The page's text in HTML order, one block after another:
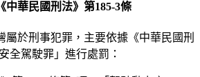
中華民國刑法》第185-3條
屬於刑事犯罪，主要依據《中華民國刑
全駕駛罪」進行處罰：